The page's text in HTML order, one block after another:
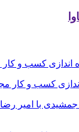
کسب و کار